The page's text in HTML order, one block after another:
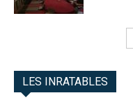
LES INRATABLES